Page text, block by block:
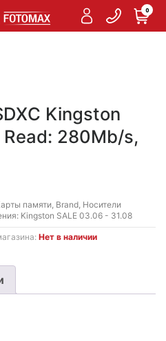
0
Kingston
280Mb/s,
MDL.
памяти, Brand, Носители
Kingston SALE 03.06 - 31.08
Нет в наличии